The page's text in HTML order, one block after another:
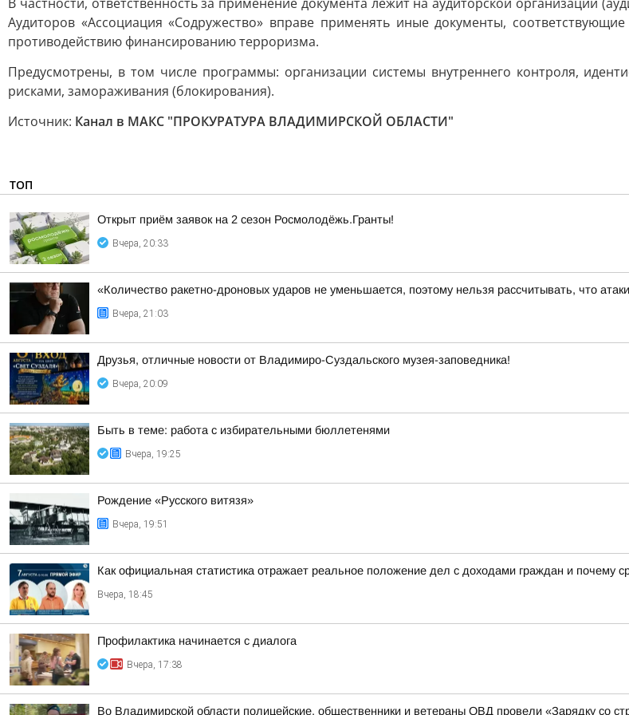
Аудиторов «Ассоциация «Содружество» вправе применять иные документы,
противодействию финансированию терроризма.
Предусмотрены, в том числе программы: организации системы внутреннего контроля,
рисками, замораживания (блокирования).
Источник: Канал в МАКС "ПРОКУРАТУРА ВЛАДИМИРСКОЙ ОБЛАСТИ"
ТОП
Открыт приём заявок на 2 сезон Росмолодёжь.Гранты!
Вчера, 20:33
«Количество ракетно-дроновых ударов не уменьшается, поэтому нельзя рассчитывать, что
Вчера, 21:03
Друзья, отличные новости от Владимиро-Суздальского музея-заповедника!
Вчера, 20:09
Быть в теме: работа с избирательными бюллетенями
Вчера, 19:25
Рождение «Русского витязя»
Вчера, 19:51
Как официальная статистика отражает реальное положение дел с доходами граждан и почему
Вчера, 18:45
Профилактика начинается с диалога
Вчера, 17:38
Во Владимирской области полицейские, общественники и ветераны ОВД провели «Зарядку со